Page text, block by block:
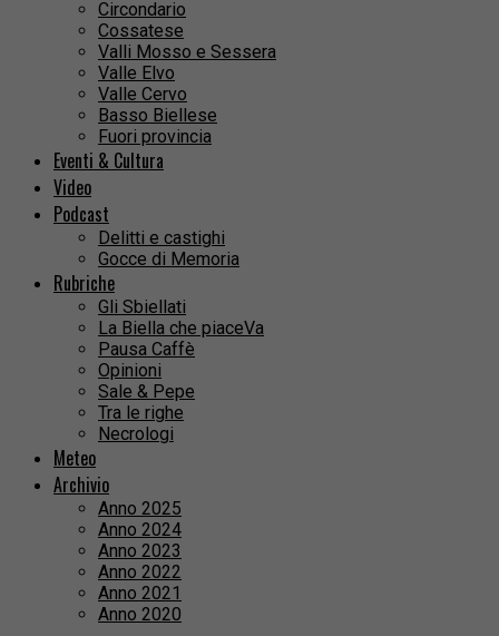
Circondario
Cossatese
Valli Mosso e Sessera
Valle Elvo
Valle Cervo
Basso Biellese
Fuori provincia
Eventi & Cultura
Video
Podcast
Delitti e castighi
Gocce di Memoria
Rubriche
Gli Sbiellati
La Biella che piaceVa
Pausa Caffè
Opinioni
Sale & Pepe
Tra le righe
Necrologi
Meteo
Archivio
Anno 2025
Anno 2024
Anno 2023
Anno 2022
Anno 2021
Anno 2020